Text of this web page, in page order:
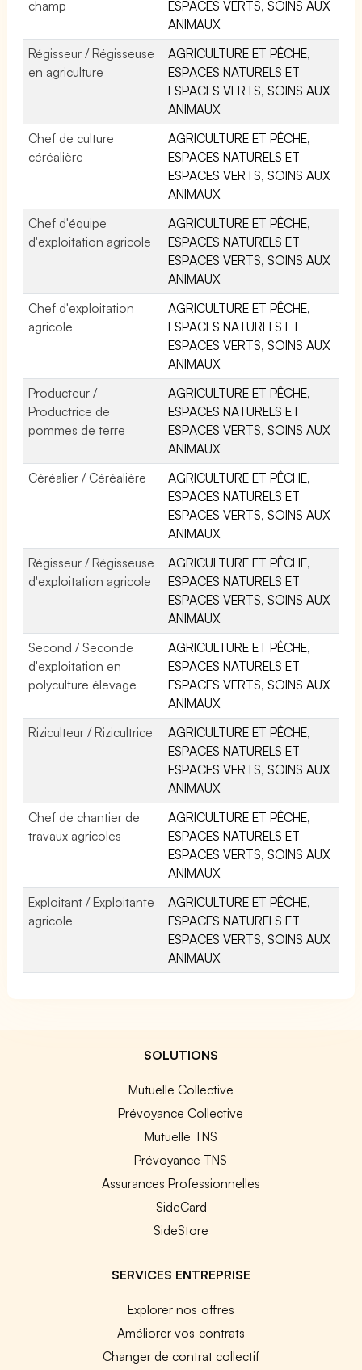
champ
ESPACES VERTS, SOINS AUX
ANIMAUX
Régisseur / Régisseuse
en agriculture
AGRICULTURE ET PÊCHE,
ESPACES NATURELS ET
ESPACES VERTS, SOINS AUX
ANIMAUX
Chef de culture
céréalière
AGRICULTURE ET PÊCHE,
ESPACES NATURELS ET
ESPACES VERTS, SOINS AUX
ANIMAUX
Chef d'équipe
d'exploitation agricole
AGRICULTURE ET PÊCHE,
ESPACES NATURELS ET
ESPACES VERTS, SOINS AUX
ANIMAUX
Chef d'exploitation
agricole
AGRICULTURE ET PÊCHE,
ESPACES NATURELS ET
ESPACES VERTS, SOINS AUX
ANIMAUX
Producteur /
Productrice de
pommes de terre
AGRICULTURE ET PÊCHE,
ESPACES NATURELS ET
ESPACES VERTS, SOINS AUX
ANIMAUX
Céréalier / Céréalière
AGRICULTURE ET PÊCHE,
ESPACES NATURELS ET
ESPACES VERTS, SOINS AUX
ANIMAUX
Régisseur / Régisseuse
d'exploitation agricole
AGRICULTURE ET PÊCHE,
ESPACES NATURELS ET
ESPACES VERTS, SOINS AUX
ANIMAUX
Second / Seconde
d'exploitation en
polyculture élevage
AGRICULTURE ET PÊCHE,
ESPACES NATURELS ET
ESPACES VERTS, SOINS AUX
ANIMAUX
Riziculteur / Rizicultrice
AGRICULTURE ET PÊCHE,
ESPACES NATURELS ET
ESPACES VERTS, SOINS AUX
ANIMAUX
Chef de chantier de
travaux agricoles
AGRICULTURE ET PÊCHE,
ESPACES NATURELS ET
ESPACES VERTS, SOINS AUX
ANIMAUX
Exploitant / Exploitante
agricole
AGRICULTURE ET PÊCHE,
ESPACES NATURELS ET
ESPACES VERTS, SOINS AUX
ANIMAUX
SOLUTIONS
Mutuelle Collective
Prévoyance Collective
Mutuelle TNS
Prévoyance TNS
Assurances Professionnelles
SideCard
SideStore
SERVICES ENTREPRISE
Explorer nos offres
Améliorer vos contrats
Changer de contrat collectif